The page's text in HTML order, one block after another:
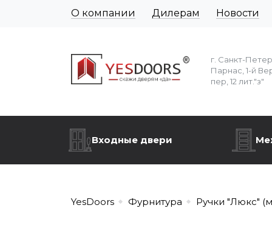
О компании Дилерам Новости
г. Санкт-
Парнас, 1-й
пер, 12 лит."з"
Входные двери
YesDoors Фурнитура Ручки "Люкс"